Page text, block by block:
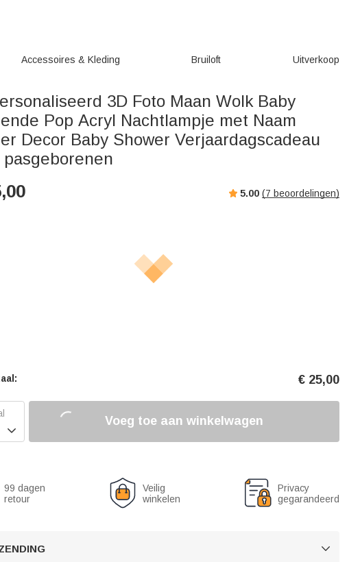
Accessoires & Kleding Bruiloft Uitverkoop
3D Foto Maan Wolk Baby
Pop Acryl Nachtlampje met Naam
Decor Baby Shower Verjaardagscadeau
pasgeborenen
5.00 (7 beoordelingen)
€ 25,00

Voeg toe aan winkelwagen
99 dagen
retour
Veilig
winkelen
Privacy
gegarandeerd
